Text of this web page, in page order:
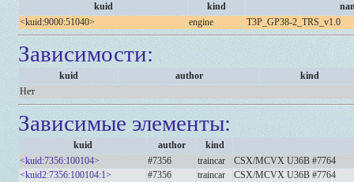
kuid kind
<kuid:9000:51040>
engine T3P_GP38-2_TRS_v1.0
Зависимости:
kuid author
kind
Нет
Зависимые элементы:
kuid author
kind
<kuid:7356:100104>
#7356 traincar
CSX/MCVX U36B #7764
<kuid2:7356:100104:1>
#7356 traincar
CSX/MCVX U36B #7764